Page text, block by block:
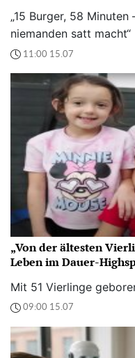
„15 Burger, 58
niemanden satt macht“
11:00 15.07
„Von der ältesten
Leben im Dauer-
Mit 51 Vierlinge
09:00 15.07